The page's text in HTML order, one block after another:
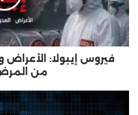
والوقاية
من
المرض
القاتل
فيروس إيبولا: الأعراض
من